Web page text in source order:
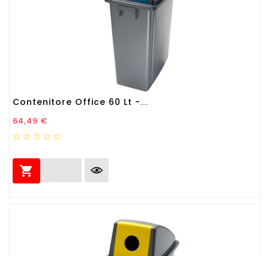
Contenitore Office 60 Lt -...
Prezzo
64,49 €
